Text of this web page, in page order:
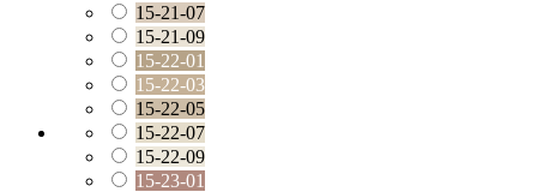
15-21-07
15-21-09
15-22-01
15-22-03
15-22-05
15-22-07
15-22-09
15-23-01